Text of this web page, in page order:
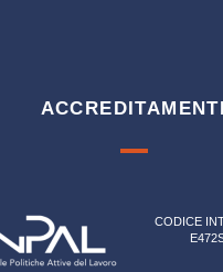
ACCREDITAMENTI
CODICE